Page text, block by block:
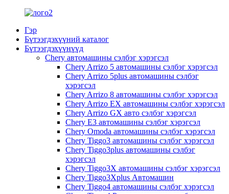
Гэр
Бүтээгдэхүүний каталог
Бүтээгдэхүүнүүд
Chery автомашины сэлбэг хэрэгсэл
Chery Arrizo 5 автомашины сэлбэг хэрэгсэл
Chery Arrizo 5plus автомашины сэлбэг
хэрэгсэл
Chery Arrizo 8 автомашины сэлбэг хэрэгсэл
Chery Arrizo EX автомашины сэлбэг хэрэгсэл
Chery Arrizo GX авто сэлбэг хэрэгсэл
Chery E3 автомашины сэлбэг хэрэгсэл
Chery Omoda автомашины сэлбэг хэрэгсэл
Chery Tiggo3 автомашины сэлбэг хэрэгсэл
Chery Tiggo3plus автомашины сэлбэг
хэрэгсэл
Chery Tiggo3X автомашины сэлбэг хэрэгсэл
Chery Tiggo3Xplus Автомашин
Chery Tiggo4 автомашины сэлбэг хэрэгсэл